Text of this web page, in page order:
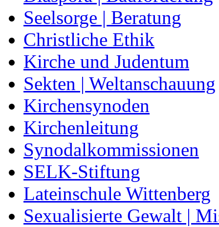
Seelsorge | Beratung
Christliche Ethik
Kirche und Judentum
Sekten | Weltanschauung
Kirchensynoden
Kirchenleitung
Synodalkommissionen
SELK-Stiftung
Lateinschule Wittenberg
Sexualisierte Gewalt |